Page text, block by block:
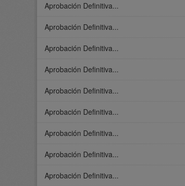
Aprobación Definitiva...
Aprobación Definitiva...
Aprobación Definitiva...
Aprobación Definitiva...
Aprobación Definitiva...
Aprobación Definitiva...
Aprobación Definitiva...
Aprobación Definitiva...
Aprobación Definitiva...